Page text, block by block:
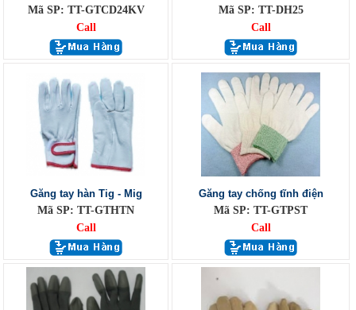
Mã SP: TT-GTCD24KV
Call
Mã SP: TT-DH25
Call
Găng tay hàn Tig - Mig
Mã SP: TT-GTHTN
Call
Găng tay chống tĩnh điện
Mã SP: TT-GTPST
Call